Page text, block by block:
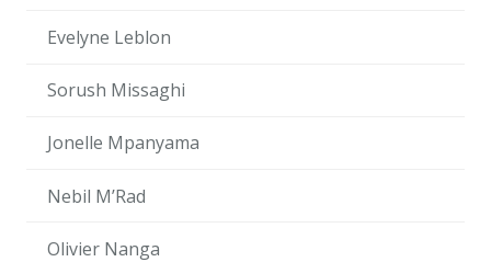
Evelyne Leblon
Sorush Missaghi
Jonelle Mpanyama
Nebil M’Rad
Olivier Nanga